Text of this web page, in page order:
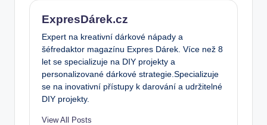
ExpresDárek.cz
Expert na kreativní dárkové nápady a
šéfredaktor magazínu Expres Dárek. Více než 8
let se specializuje na DIY projekty a
personalizované dárkové strategie.Specializuje
se na inovativní přístupy k darování a udržitelné
DIY projekty.
View All Posts